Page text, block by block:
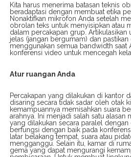
Kita harus menerima batasan teknis
beradaptasi dengan membuat etika
Nonaktifkan mikrofon Anda setelah
obrolan teks untuk menyisipkan atau
dalam percakapan grup. Artikulasikan
jelas (jangan bergumam) dan
menggunakan semua bandwidth saat
konferensi video untuk mencegah
Atur ruangan Anda
Percakapan yang dilakukan di kantor
disaring secara tidak sadar oleh otak
kemampuannya memisahkan suara
arahnya. Ini menjadi salah satu alasan
yang dilakukan secara paralel dengan
berfungsi dengan baik pada
latar belakang tempat, suara atau
mengganggu. Selain itu, kamar di
gema yang dapat mengurangi